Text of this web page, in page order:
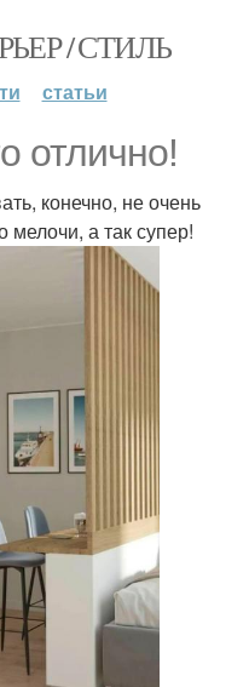
/ СТИЛЬ
статьи
отлично!
конечно, не очень
мелочи, а так супер!